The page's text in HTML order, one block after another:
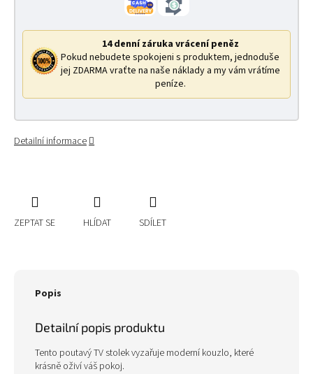
14 denní záruka vrácení peněz
Pokud nebudete spokojeni s produktem, jednoduše
jej ZDARMA vraťte na naše náklady a my vám vrátíme
peníze.
Detailní informace
ZEPTAT SE HLÍDAT SDÍLET
Popis
Detailní popis produktu
Tento poutavý TV stolek vyzařuje moderní kouzlo, které
krásně oživí váš pokoj.